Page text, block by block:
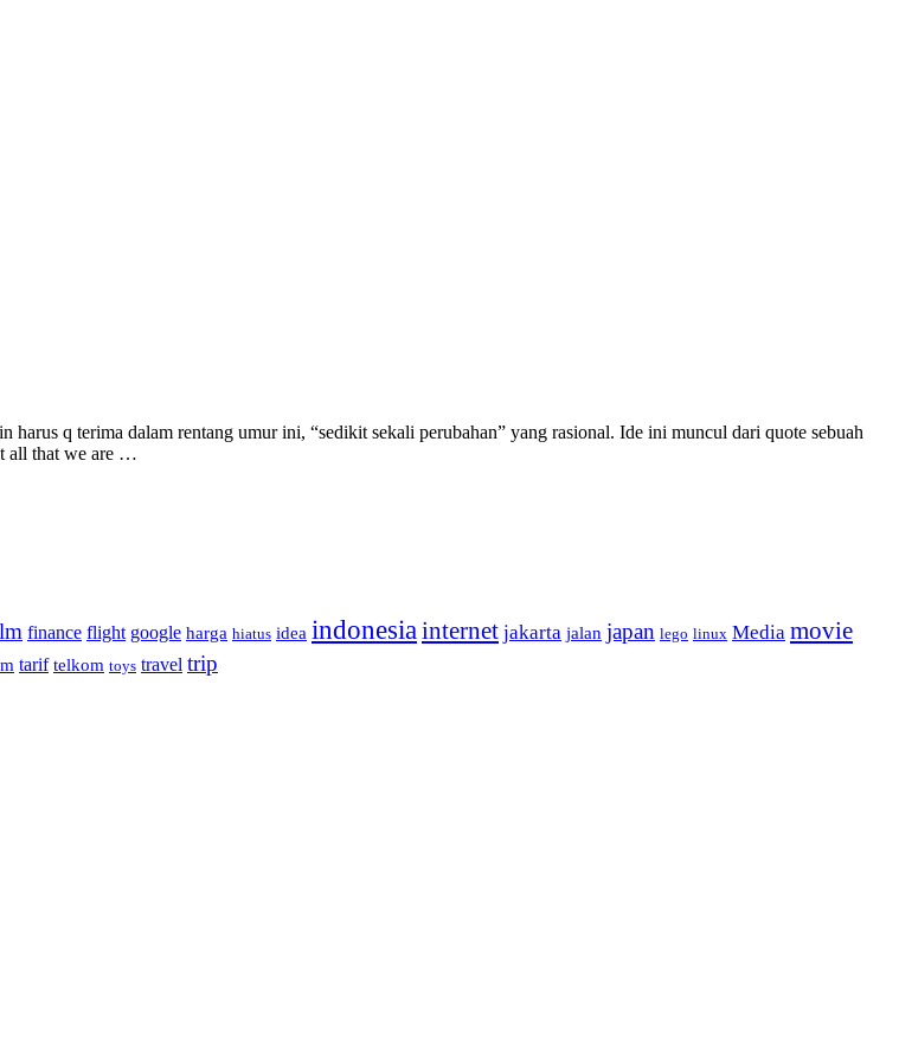
q terima dalam rentang umur ini, “sedikit sekali perubahan” yang rasional. Ide ini muncul dari quote sebuah
all that we are …
finance flight google harga hiatus idea indonesiainternet jakarta jalan japan lego linux Media movie
tarif telkom toys travel trip